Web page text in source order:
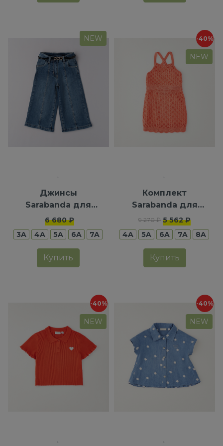
NEW
Джинсы
Sarabanda для
девочек
6 680 ₽
3A
4A 5A 6A 7A
Купить
-40%
NEW
Комплект
Sarabanda для
девочек
9 270 ₽ 5 562 ₽
4A
5A 6A 7A 8A
Купить
-40%
NEW
-40%
NEW